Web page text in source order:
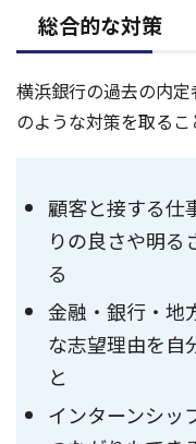
総合的な対策
横浜銀行の過去の内
のような対策を取るこ
顧客と接する仕
りの良さや明る
る
金融・銀行・地
な志望理由を自
と
インターンシッ